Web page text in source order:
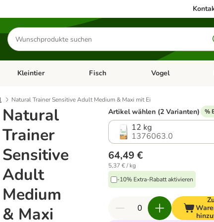
Produkte
suchen
& Zubehör
Kategorie-Menü öffnen: Hundefutter & Zubehör
Kleintier Kategorie-Menü öffnen: Kleintier
Fisch Kategorie-Menü
Vogel
Natural Trainer Sensitive Adult Medium & Maxi mit Ei
Natural
Trainer
Sensitive
Adult
Medium
& Maxi
Artikel wählen (2 Varianten) %
12 kg
1376063.0
64,49 €
5,37 € / kg
-10% Extra-Rabatt aktivieren